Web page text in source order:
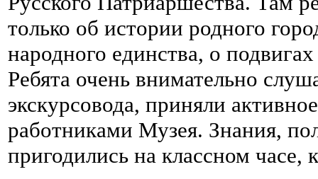
только об истории родного
народного единства, о
Ребята очень внимательно
экскурсовода, приняли
работниками Музея. Знания,
пригодились на классном часе,